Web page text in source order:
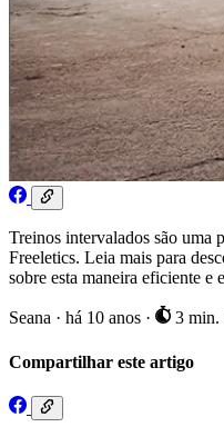
Treinos intervalados são uma
Freeletics. Leia mais para
sobre esta maneira eficiente e
Seana · há 10 anos · 3 min.
Compartilhar este artigo